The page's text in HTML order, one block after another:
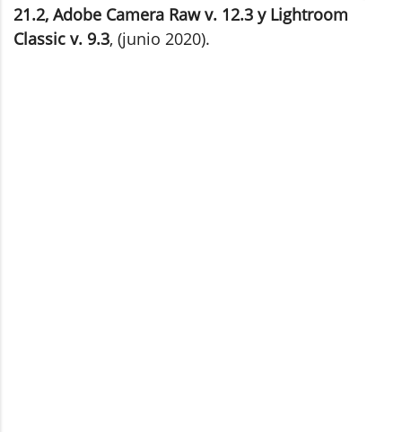
21.2, Adobe Camera Raw v. 12.3 y Lightroom
Classic v. 9.3, (junio 2020).